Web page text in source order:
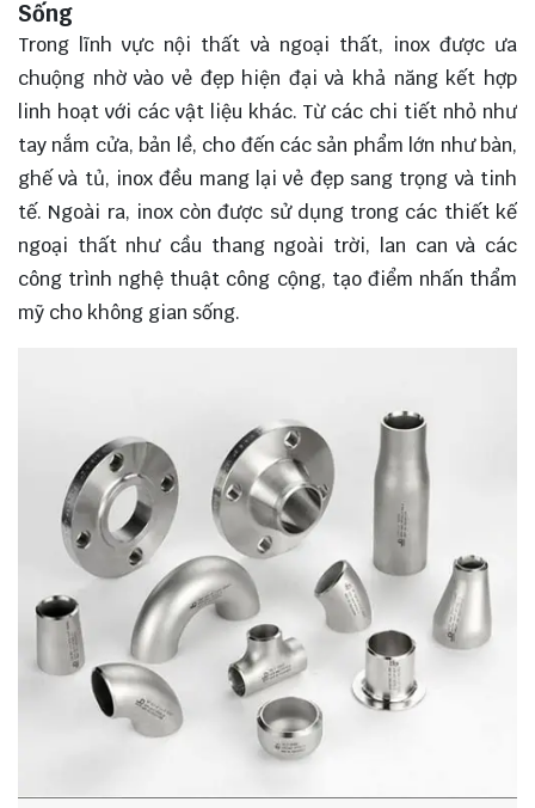
Sống
Trong lĩnh vực nội thất và ngoại thất, inox được ưa
chuộng nhờ vào vẻ đẹp hiện đại và khả năng kết hợp
linh hoạt với các vật liệu khác. Từ các chi tiết nhỏ như
tay nắm cửa, bản lề, cho đến các sản phẩm lớn như bàn,
ghế và tủ, inox đều mang lại vẻ đẹp sang trọng và tinh
tế. Ngoài ra, inox còn được sử dụng trong các thiết kế
ngoại thất như cầu thang ngoài trời, lan can và các
công trình nghệ thuật công cộng, tạo điểm nhấn thẩm
mỹ cho không gian sống.